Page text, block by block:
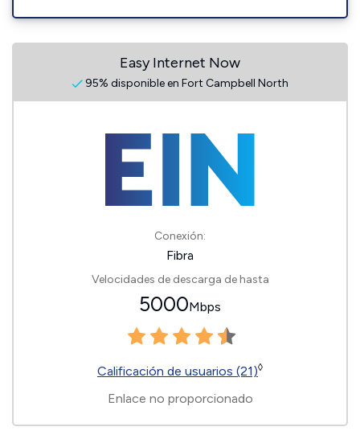
Easy Internet Now
95% disponible en Fort Campbell North
Conexión:
Fibra
Velocidades de descarga de hasta
5000Mbps
Calificación de usuarios (21)◊
Enlace no proporcionado